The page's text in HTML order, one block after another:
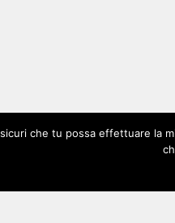
che tu possa effettuare la